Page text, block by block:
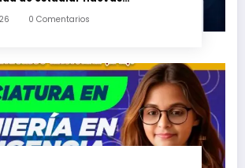
Ixtepec y en la Matriz Juchitán.
0 Comentarios